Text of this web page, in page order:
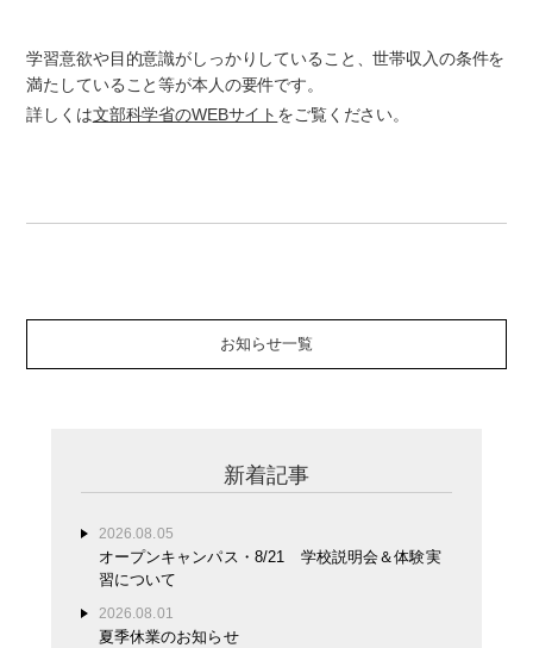
学習意欲や目的意識がしっかりしていること、世帯収入の条件を
満たしていること等が本人の要件です。
詳しくは文部科学省のWEBサイト をご覧ください。
お知らせ一覧
新着記事
2026.08.05
オープンキャンパス・8/21 学校説明会＆体験実
習について
2026.08.01
夏季休業のお知らせ